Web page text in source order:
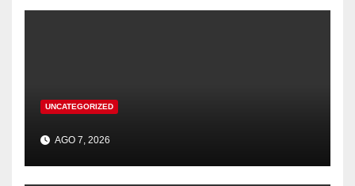
UNCATEGORIZED
AGO 7, 2026